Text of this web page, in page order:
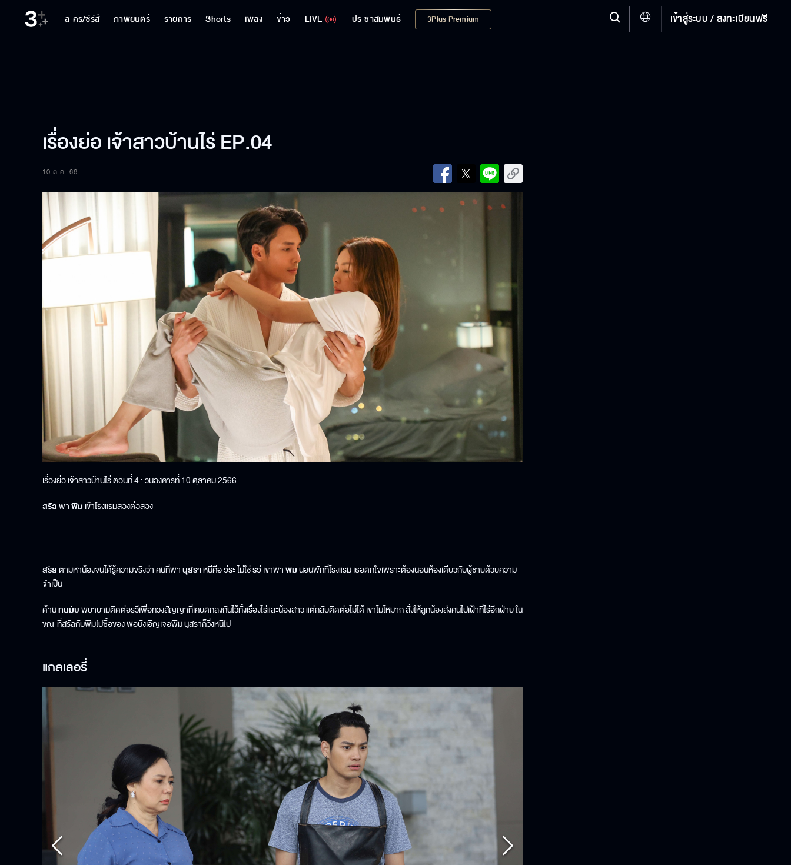
ละคร/ซีรีส์ ภาพยนตร์ รายการ Shorts เพลง ข่าว LIVE ประชาสัมพันธ์ 3Plus Premium เข้าสู่ระบบ / ลงทะเบียนฟรี
เรื่องย่อ เจ้าสาวบ้านไร่ EP.04
10 ต.ค. 66
เรื่องย่อ เจ้าสาวบ้านไร่ ตอนที่ 4 : วันอังคารที่ 10 ตุลาคม 2566
สรัลพาพิม เข้าโรงแรมสองต่อสอง
สรัลตามหาน้องจนได้รู้ความจริงว่า คนที่พานุสราหนีคือวีระไม่ใช่รวีเขาพาพิมนอนพักที่โรงแรม เธอตกใจเพราะต้องนอนห้องเดียวกับผู้ชายด้วยความ
จำเป็น
ด้านทินมัยพยายามติดต่อรวีเพื่อทวงสัญญาที่เคยตกลงกันไว้ทั้งเรื่องไร่และน้องสาว แต่กลับติดต่อไม่ได้ เขาโมโหมาก สั่งให้ลูกน้องส่งคนไปเฝ้าที่ไร่อีกฝ่าย ใน
ขณะที่สรัลกับพิมไปซื้อของ พอบังเอิญเจอพิม นุสราก็วิ่งหนีไป
แกลเลอรี่